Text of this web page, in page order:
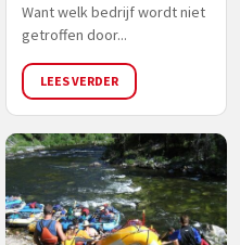
Want welk bedrijf wordt niet
getroffen door...
LEES VERDER